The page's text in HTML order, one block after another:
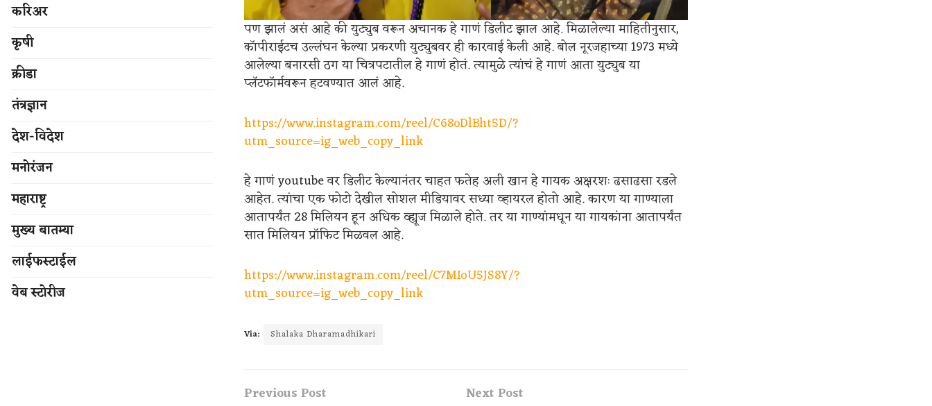
पण झालं असं आहे की युट्युब वरून अचानक हे गाणं डिलीट झाल आहे. मिळालेल्या माहितीनुसार,
कॉपीराईटच उल्लंघन केल्या प्रकरणी युट्युबवर ही कारवाई केली आहे. बोल नूरजहाच्या 1973 मध्ये
आलेल्या बनारसी ठग या चित्रपटातील हे गाणं होतं. त्यामुळे त्यांचं हे गाणं आता युट्युब या
प्लॅटफॉर्मवरून हटवण्यात आलं आहे.
https://www.instagram.com/reel/C68oDlBht5D/?
utm_source=ig_web_copy_link
हे गाणं youtube वर डिलीट केल्यानंतर चाहत फतेह अली खान हे गायक अक्षरशः ढसाढसा रडले
आहेत. त्यांचा एक फोटो देखील सोशल मीडियावर सध्या व्हायरल होतो आहे. कारण या गाण्याला
आतापर्यंत 28 मिलियन हून अधिक व्ह्यूज मिळाले होते. तर या गाण्यांमधून या गायकांना आतापर्यंत
सात मिलियन प्रॉफिट मिळवल आहे.
https://www.instagram.com/reel/C7MIoU5JS8Y/?
utm_source=ig_web_copy_link
Via: Shalaka Dharamadhikari
Previous Post Next Post
करिअर
कृषी
क्रीडा
तंत्रज्ञान
देश-विदेश
मनोरंजन
महाराष्ट्र
मुख्य बातम्या
लाईफस्टाईल
वेब स्टोरीज